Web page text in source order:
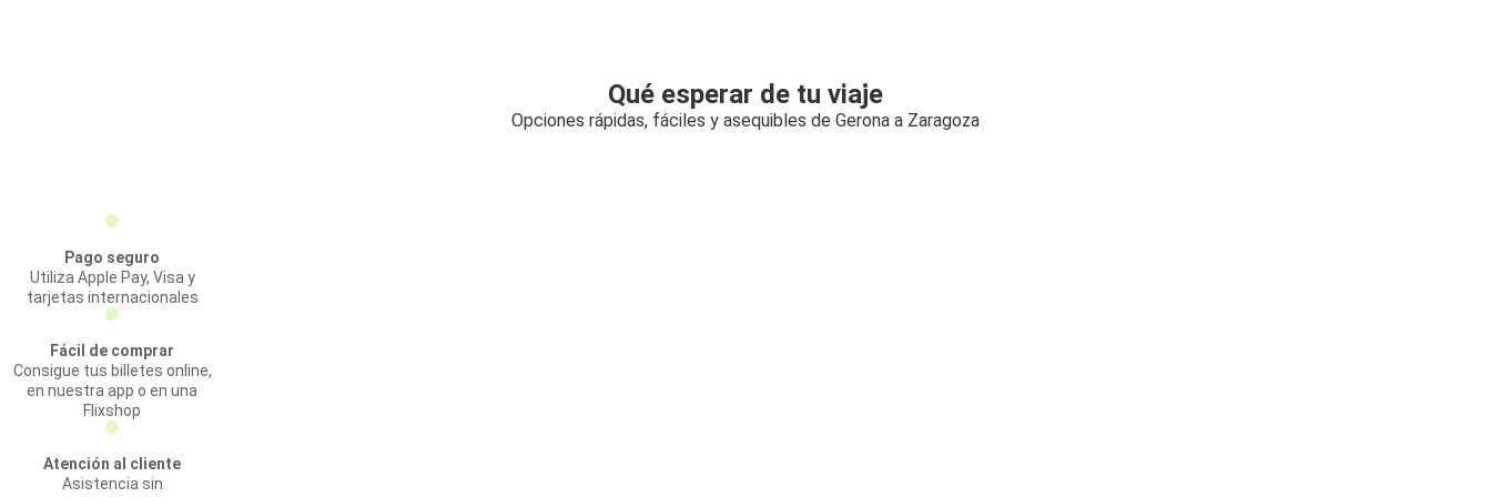
Qué esperar de tu viaje
Opciones rápidas, fáciles y asequibles de Gerona a Zaragoza
Pago seguro
Utiliza Apple Pay, Visa y
tarjetas internacionales
Fácil de comprar
Consigue tus billetes online,
en nuestra app o en una
Flixshop
Atención al cliente
Asistencia sin